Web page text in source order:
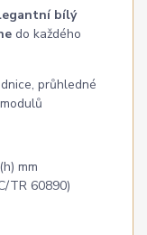
bílý
do každého
mm
TR 60890)